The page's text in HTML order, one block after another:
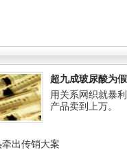
超九成玻尿酸为
用关系网织就暴
产品卖到上万。
牵出传销大案